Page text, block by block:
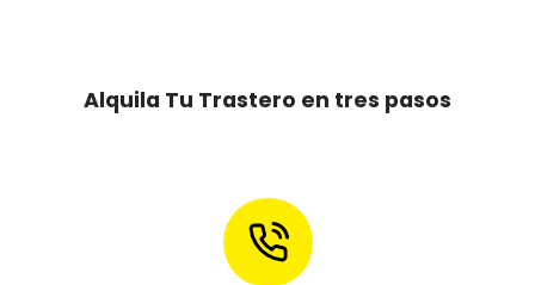
Alquila Tu Trastero en tres pasos